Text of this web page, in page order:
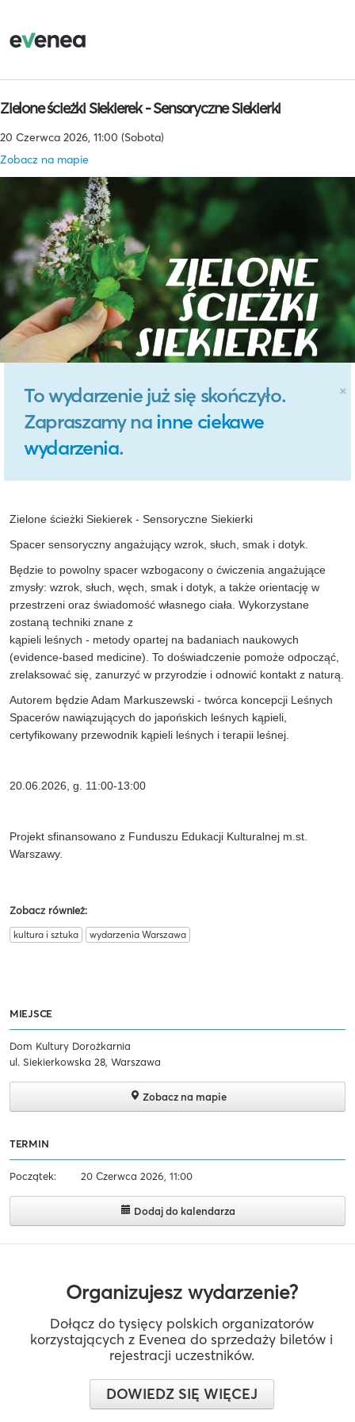
Zielone ścieżki Siekierek - Sensoryczne Siekierki
20 Czerwca 2026, 11:00 (Sobota)
Zobacz na mapie
×
To wydarzenie już się skończyło.
Zapraszamy na inne ciekawe
wydarzenia.
Zielone ścieżki Siekierek - Sensoryczne Siekierki
Spacer sensoryczny angażujący wzrok, słuch, smak i dotyk.
Będzie to powolny spacer wzbogacony o ćwiczenia angażujące
zmysły: wzrok, słuch, węch, smak i dotyk, a także orientację w
przestrzeni oraz świadomość własnego ciała. Wykorzystane
zostaną techniki znane z
kąpieli leśnych - metody opartej na badaniach naukowych
(evidence-based medicine). To doświadczenie pomoże odpocząć,
zrelaksować się, zanurzyć w przyrodzie i odnowić kontakt z naturą.
Autorem będzie Adam Markuszewski - twórca koncepcji Leśnych
Spacerów nawiązujących do japońskich leśnych kąpieli,
certyfikowany przewodnik kąpieli leśnych i terapii leśnej.
20.06.2026, g. 11:00-13:00
Projekt sfinansowano z Funduszu Edukacji Kulturalnej m.st.
Warszawy.
Zobacz również:
kultura i sztuka wydarzenia Warszawa
MIEJSCE
Dom Kultury Dorożkarnia
ul. Siekierkowska 28, Warszawa
Zobacz na mapie
TERMIN
Początek: 20 Czerwca 2026, 11:00
Dodaj do kalendarza
Organizujesz wydarzenie?
Dołącz do tysięcy polskich organizatorów
korzystających z Evenea do sprzedaży biletów i
rejestracji uczestników.
DOWIEDZ SIĘ WIĘCEJ